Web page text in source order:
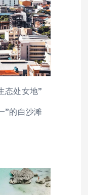
态处女地”
”的白沙滩